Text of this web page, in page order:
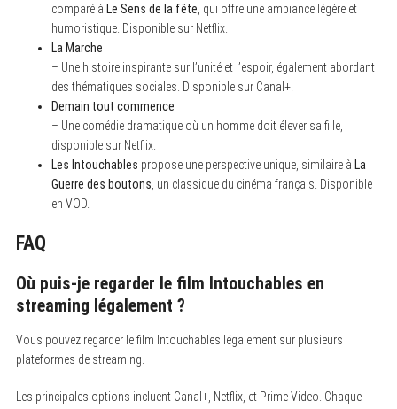
comparé à Le Sens de la fête , qui offre une ambiance légère et
humoristique. Disponible sur Netflix.
La Marche
– Une histoire inspirante sur l’unité et l’espoir, également abordant
des thématiques sociales. Disponible sur Canal+.
Demain tout commence
– Une comédie dramatique où un homme doit élever sa fille,
disponible sur Netflix.
Les Intouchables propose une perspective unique, similaire à La
Guerre des boutons , un classique du cinéma français. Disponible
en VOD.
FAQ
Où puis-je regarder le film Intouchables en
streaming légalement ?
Vous pouvez regarder le film Intouchables légalement sur plusieurs
plateformes de streaming.
Les principales options incluent Canal+, Netflix, et Prime Video. Chaque
S
a
f